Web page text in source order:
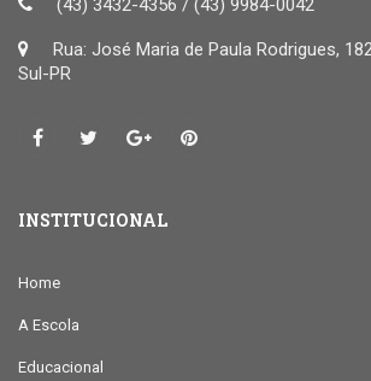
Rua: José Maria de Paula Rodrigues,
Sul-PR
INSTITUCIONAL
Home
A Escola
Educacional